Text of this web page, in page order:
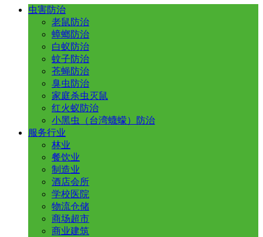
虫害防治
老鼠防治
蟑螂防治
白蚁防治
蚊子防治
苍蝇防治
臭虫防治
家庭杀虫灭鼠
红火蚁防治
小黑虫（台湾蠛蠓）防治
服务行业
林业
餐饮业
制造业
酒店会所
学校医院
物流仓储
商场超市
商业建筑